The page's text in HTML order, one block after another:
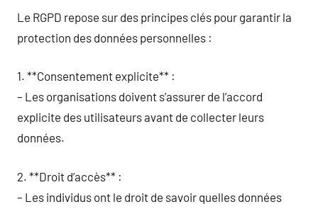
Le RGPD repose sur des principes clés pour garantir la
protection des données personnelles :
1. **Consentement explicite** :
– Les organisations doivent s’assurer de l’accord
explicite des utilisateurs avant de collecter leurs
données.
2. **Droit d’accès** :
– Les individus ont le droit de savoir quelles données